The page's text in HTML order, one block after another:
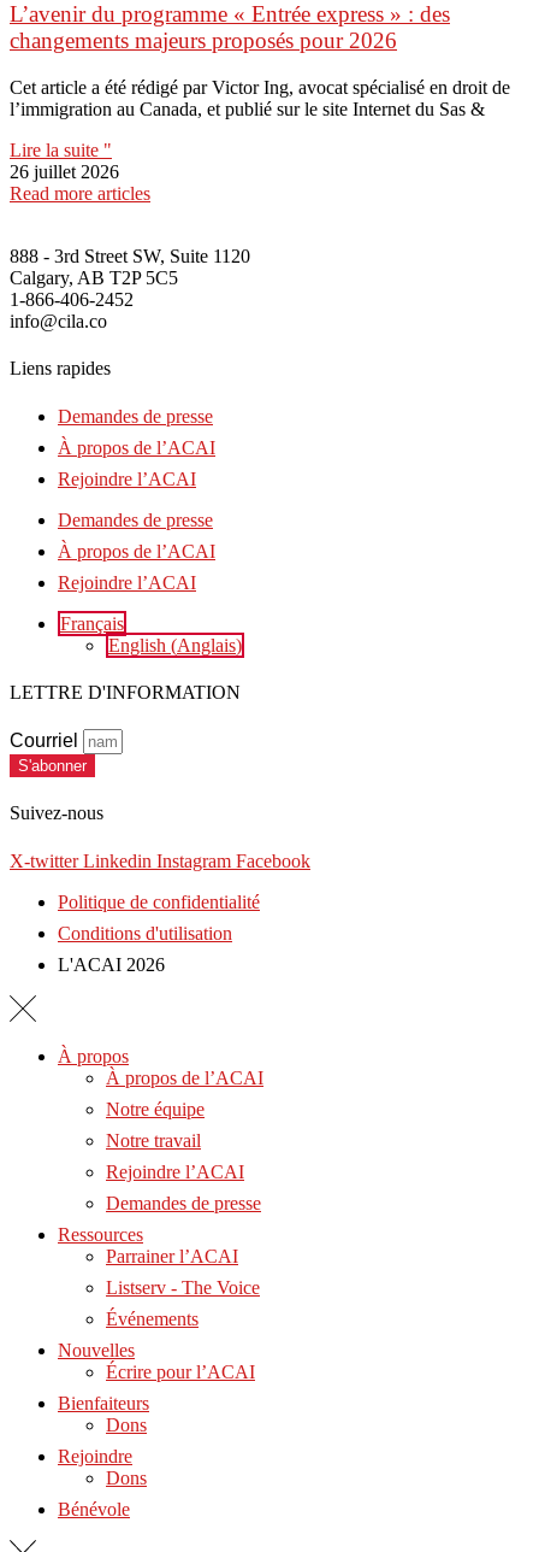
L’avenir du programme « Entrée express » : des
changements majeurs proposés pour 2026
Cet article a été rédigé par Victor Ing, avocat spécialisé en droit de
l’immigration au Canada, et publié sur le site Internet du Sas &
Lire la suite "
26 juillet 2026
Read more articles
888 - 3rd Street SW, Suite 1120
Calgary, AB T2P 5C5
1-866-406-2452
info@cila.co
Liens rapides
Demandes de presse
À propos de l’ACAI
Rejoindre l’ACAI
Demandes de presse
À propos de l’ACAI
Rejoindre l’ACAI
Français
English (Anglais)
LETTRE D'INFORMATION
Courriel
S'abonner
Suivez-nous
X-twitter Linkedin Instagram Facebook
Politique de confidentialité
Conditions d'utilisation
L'ACAI 2026
À propos
À propos de l’ACAI
Notre équipe
Notre travail
Rejoindre l’ACAI
Demandes de presse
Ressources
Parrainer l’ACAI
Listserv - The Voice
Événements
Nouvelles
Écrire pour l’ACAI
Bienfaiteurs
Dons
Rejoindre
Dons
Bénévole